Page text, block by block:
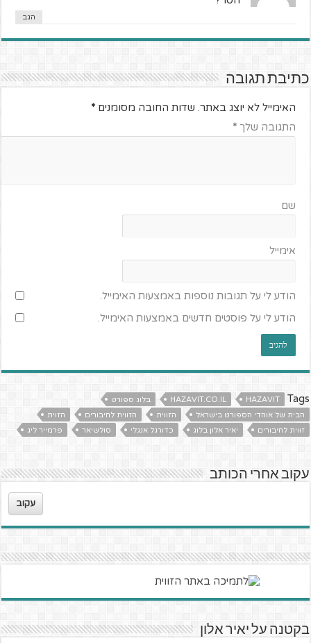
הגב
כתיבת תגובה
האימייל לא יוצג באתר. שדות החובה מסומנים*
התגובה שלך*
שם
אימייל
הודע לי על תגובות נוספות באמצעות האימייל.
הודע לי על פוסטים חדשים באמצעות האימייל.
Tags
HAZAVIT
HAZAVIT.CO.IL
בלוג ספורט
הבית של אוהדי הספורט בישראל
הזווית הזווית לחיבורים
הזוית
זווית לחיבורים
יאיר אלון בלוג כדורגל אנגלי סולשיאר פרמייר ליג
עקוב אחרי הכותב
עקוב
בקטנה על יאיר אלון